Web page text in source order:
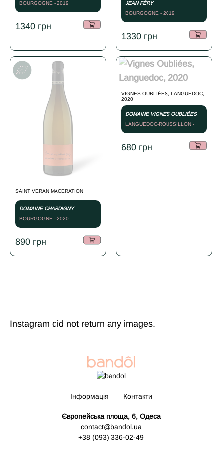
BOURGOGNE - 2019
1340 грн
JEAN FÉRY
BOURGOGNE - 2019
1330 грн
SAINT VERAN MACERATION
DOMAINE CHARDIGNY
BOURGOGNE - 2020
890 грн
VIGNES OUBLIÉES, LANGUEDOC,
2020
DOMAINE VIGNES OUBLIÉES
LANGUEDOC-ROUSSILLON -
2020
680 грн
Instagram did not return any images.
Європейська площа, 6, Одеса
contact@bandol.ua
+38 (093) 336-02-49
Інформація Контакти